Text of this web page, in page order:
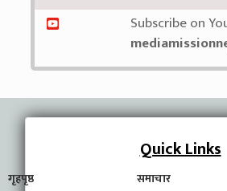
Subscribe on
Quick Links
गृहपृष्ठ समाचार